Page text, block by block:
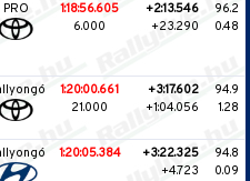
PRO
1:18:56.605
6.000
+2:13.546
+23.290
96.2
0.48
1:20:00.661
21.000
+3:17.602
+1:04.056
94.9
1.28
1:20:05.384
+3:22.325
+4.723
94.8
0.09